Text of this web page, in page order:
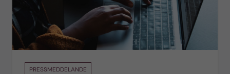
PRESSMEDDELANDE